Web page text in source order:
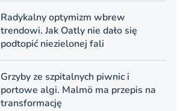
Radykalny optymizm wbrew
trendowi. Jak Oatly nie dało się
podtopić niezielonej fali
Grzyby ze szpitalnych piwnic i
portowe algi. Malmö ma przepis na
transformację